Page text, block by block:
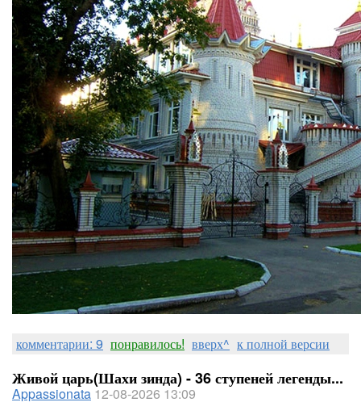
комментарии: 9 понравилось! вверх^ к полной версии
Живой царь(Шахи зинда) - 36 ступеней легенды...
Appassionata 12-08-2026 13:09